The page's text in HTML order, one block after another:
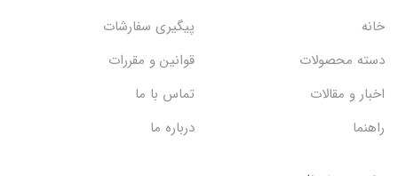
خانه
پیگیری سفارشات
دسته محصولات
قوانین و مقررات
اخبار و مقالات
تماس با ما
راهنما
درباره ما